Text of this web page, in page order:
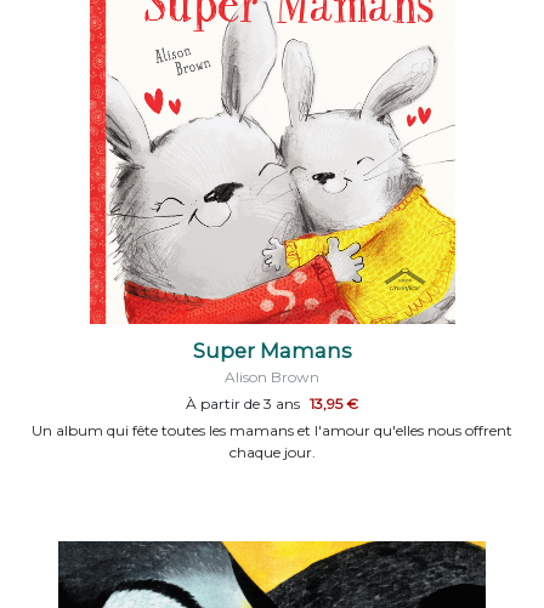
Super Mamans
Alison Brown
À partir de 3 ans 13,95 €
Un album qui fête toutes les mamans et l'amour qu'elles nous offrent
chaque jour.